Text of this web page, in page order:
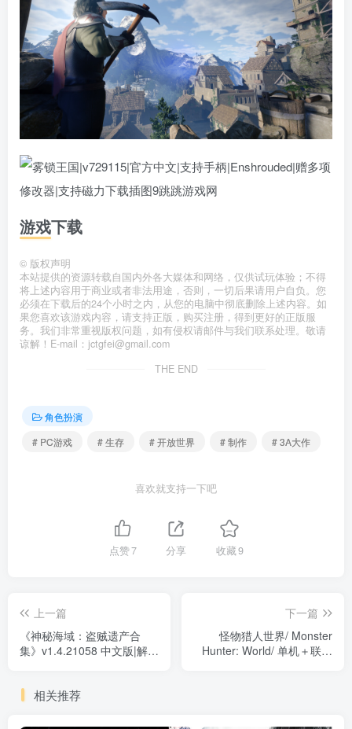
游戏下载
© 版权声明
本站提供的资源转载自国内外各大媒体和网络，仅供试玩体验；不得
将上述内容用于商业或者非法用途，否则，一切后果请用户自负。您
必须在下载后的24个小时之内，从您的电脑中彻底删除上述内容。如
果您喜欢该游戏内容，请支持正版，购买注册，得到更好的正版服
务。我们非常重视版权问题，如有侵权请邮件与我们联系处理。敬请
谅解！E-mail：jctgfei@gmail.com
THE END
角色扮演
# PC游戏
# 生存 # 开放世界 # 制作 # 3A大作
喜欢就支持一下吧
点赞7 分享 收藏9
上一篇
《神秘海域：盗贼遗产合
集》v1.4.21058 中文版|解压
下一篇
怪物猎人世界/ Monster
Hunter: World/ 单机＋联机
相关推荐